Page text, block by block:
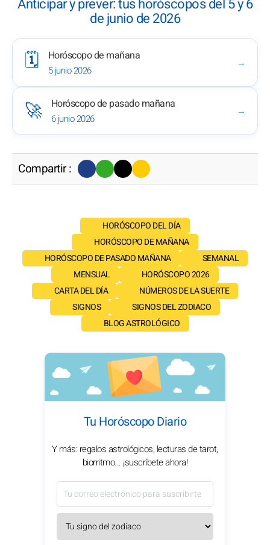
Anticipar y prever: tus horóscopos del 5 y 6
de junio de 2026
🗓️ Horóscopo de mañana
5 junio 2026
→
🚀 Horóscopo de pasado mañana
6 junio 2026
→
Compartir :
HORÓSCOPO DEL DÍA
HORÓSCOPO DE MAÑANA
HORÓSCOPO DE PASADO MAÑANA
SEMANAL
MENSUAL
HORÓSCOPO 2026
CARTA DEL DÍA
NÚMEROS DE LA SUERTE
SIGNOS
SIGNOS DEL ZODIACO
BLOG ASTROLÓGICO
Tu Horóscopo Diario
Y más: regalos astrológicos, lecturas de tarot,
biorritmo... ¡suscríbete ahora!